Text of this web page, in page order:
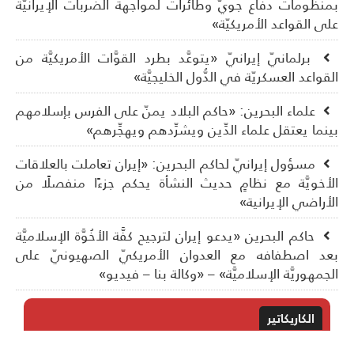
دفاع جويّ وطائرات لمواجهة الضَّربات الإيرانيَّة
القواعد الأمريكيّة»
برلمانيّ إيرانيّ «يتوعَّد بطرد القوَّات الأمريكيَّة من
العسكريّة في الدُّول الخليجيَّة»
علماء البحرين: «حاكم البلاد يمنّ على الفرس بإسلامهم
يعتقل علماء الدِّين ويشرِّدهم ويهجِّرهم»
مسؤول إيرانيّ لحاكم البحرين: «إيران تعاملت بالعلاقات
مع نظامٍ حديث النشأة يحكم جزءًا منفصلًا من
الإيرانية»
حاكم البحرين «يدعو إيران لترجيح كفَّة الأخُوَّة الإسلاميَّة
اصطفافه مع العدوان الأمريكيّ الصهيونيّ على
الإسلاميَّة» – «وكالة بنا – فيديو»
الكاريكاتير